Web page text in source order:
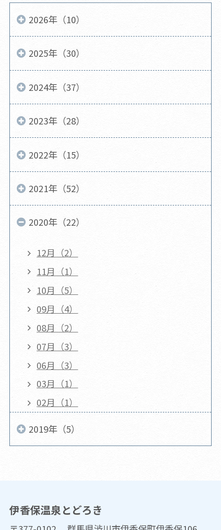
2026年（10）
2025年（30）
2024年（37）
2023年（28）
2022年（15）
2021年（52）
2020年（22）
12月（2）
11月（1）
10月（5）
09月（4）
08月（2）
07月（3）
06月（3）
03月（1）
02月（1）
2019年（5）
伊香保温泉とどろき